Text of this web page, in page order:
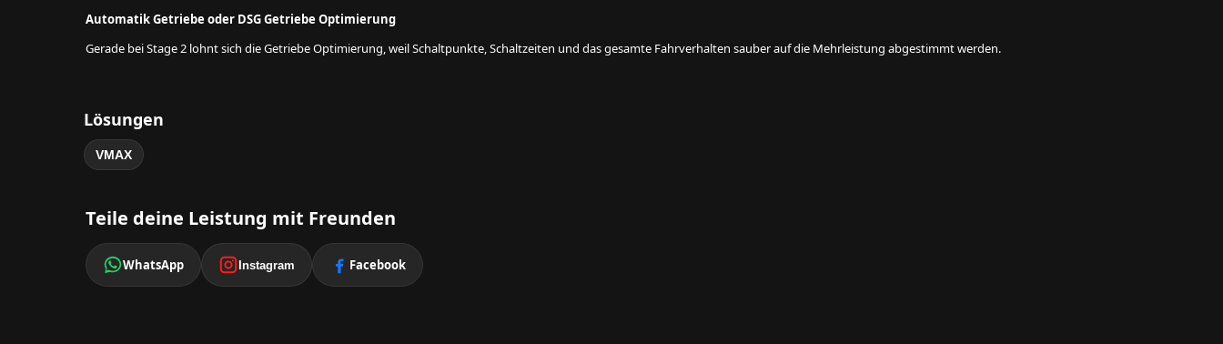
Automatik Getriebe oder DSG Getriebe Optimierung
Gerade bei Stage 2 lohnt sich die Getriebe Optimierung, weil Schaltpunkte, Schaltzeiten und das gesamte Fahrverhalten sauber auf die Mehrleistung abgestimmt werden.
Lösungen
VMAX
Teile deine Leistung mit Freunden
WhatsApp Instagram Facebook